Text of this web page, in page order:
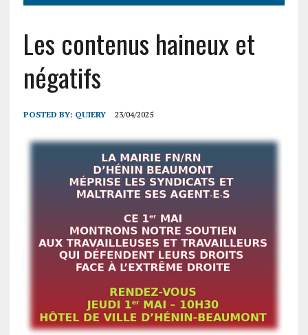
Les contenus haineux et
négatifs
POSTED BY: QUIERY 23/04/2025